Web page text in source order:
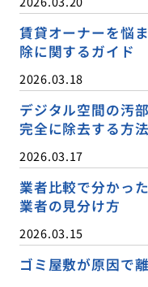
賃貸オーナーを悩
除に関するガイド
2026.03.18
デジタル空間の汚
完全に除去する方法
2026.03.17
業者比較で分かっ
業者の見分け方
2026.03.15
ゴミ屋敷が原因で